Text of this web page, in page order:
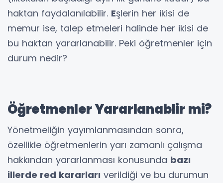
haktan faydalanılabilir. Eşlerin her ikisi de
memur ise, talep etmeleri halinde her ikisi de
bu haktan yararlanabilir. Peki öğretmenler için
durum nedir?
Öğretmenler Yararlanablir mi?
Yönetmeliğin yayımlanmasından sonra,
özellikle öğretmenlerin yarı zamanlı çalışma
hakkından yararlanması konusunda bazı
illerde red kararları verildiği ve bu durumun